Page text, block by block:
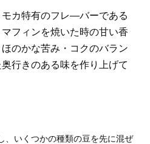
カ特有のフレ―バーである
フィンを焼いた時の甘い香
のかな苦み・コクのバラン
行きのある味を作り上げて
、いくつかの種類の豆を先に混ぜ